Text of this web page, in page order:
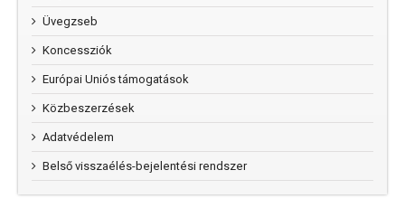
Üvegzseb
Koncessziók
Európai Uniós támogatások
Közbeszerzések
Adatvédelem
Belső visszaélés-bejelentési rendszer